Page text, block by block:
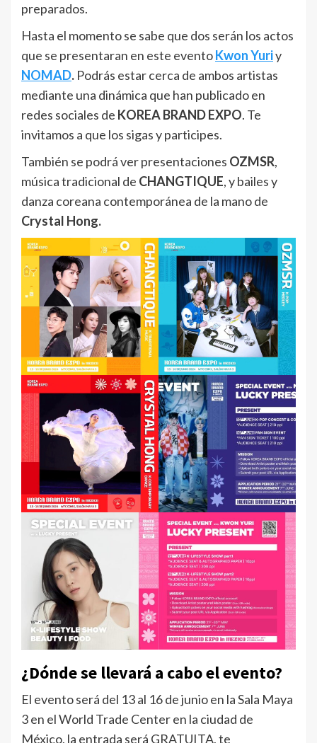
preparados.
Hasta el momento se sabe que dos serán los actos
que se presentaran en este eventoKwon Yuriy
NOMAD. Podrás estar cerca de ambos artistas
mediante una dinámica que han publicado en
redes sociales de KOREA BRAND EXPO. Te
invitamos a que los sigas y participes.
También se podrá ver presentaciones OZMSR,
música tradicional de CHANGTIQUE, y bailes y
danza coreana contemporánea de la mano de
Crystal Hong.
¿Dónde se llevará a cabo el evento?
El evento será del 13 al 16 de junio en la Sala Maya
3 en el World Trade Center en la ciudad de
México, la entrada será GRATUITA, te